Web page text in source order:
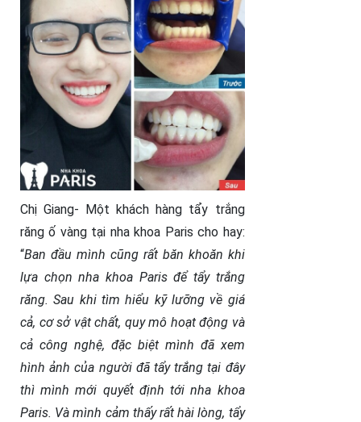
Chị Giang- Một khách hàng tẩy trắng
răng ố vàng tại nha khoa Paris cho hay:
“Ban đầu mình cũng rất băn khoăn khi
lựa chọn nha khoa Paris để tẩy trắng
răng. Sau khi tìm hiểu kỹ lưỡng về giá
cả, cơ sở vật chất, quy mô hoạt động và
cả công nghệ, đặc biệt mình đã xem
hình ảnh của người đã tẩy trắng tại đây
thì mình mới quyết định tới nha khoa
Paris. Và mình cảm thấy rất hài lòng, tẩy